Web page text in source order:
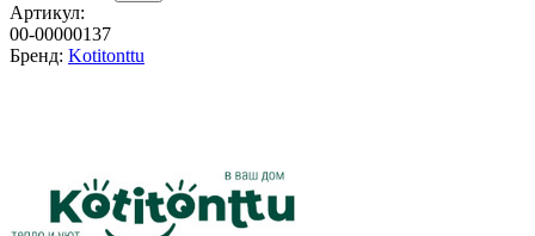
Артикул:
00-00000137
Бренд: Kotitonttu